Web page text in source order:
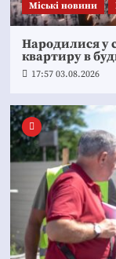
Mіські новини
Народилися у
квартиру в
17:57 03.08.2026